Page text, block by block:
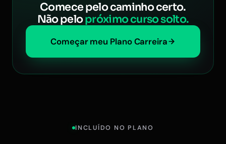
Comece pelo caminho certo.
Não pelopróximo curso solto.
Começar meu Plano Carreira
INCLUÍDO NO PLANO